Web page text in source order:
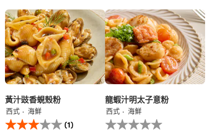
菜
漢
堡​
韓
式
芝
士
汁​
的
平
均
评
分
为
个
recipe
提
交
评
级
黃汁豉香蜆殼粉
西式
海鮮
此
黃
(1)
龍蝦汁明太子意粉
西式
海鮮
没
有